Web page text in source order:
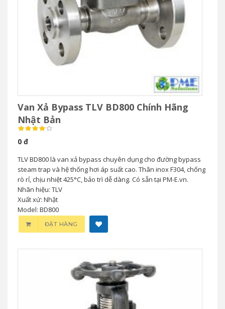
Van Xả Bypass TLV BD800 Chính Hãng
Nhật Bản
0 đ
TLV BD800 là van xả bypass chuyên dụng cho đường bypass
steam trap và hệ thống hơi áp suất cao. Thân inox F304, chống
rò rỉ, chịu nhiệt 425°C, bảo trì dễ dàng. Có sẵn tại PM-E.vn.
Nhãn hiệu: TLV
Xuất xứ: Nhật
Model: BD800
ĐẶT HÀNG